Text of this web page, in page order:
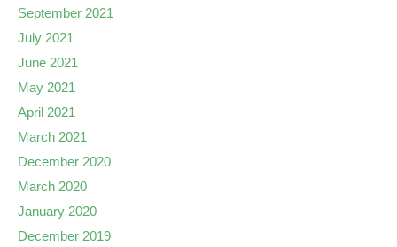
September 2021
July 2021
June 2021
May 2021
April 2021
March 2021
December 2020
March 2020
January 2020
December 2019